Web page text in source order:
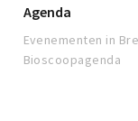
Agenda
Evenementen in
Bioscoopagenda